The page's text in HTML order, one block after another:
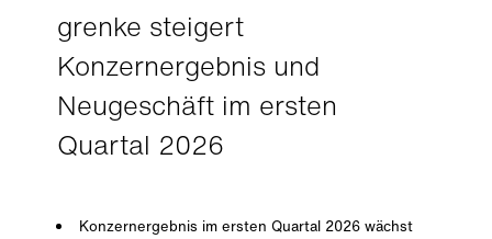
grenke steigert
Konzernergebnis und
Neugeschäft im ersten
Quartal 2026
Konzernergebnis im ersten Quartal 2026 wächst